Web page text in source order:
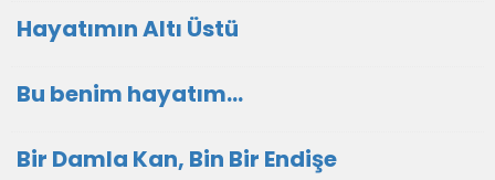
Hayatımın Altı Üstü
Bu benim hayatım...
Bir Damla Kan, Bin Bir Endişe